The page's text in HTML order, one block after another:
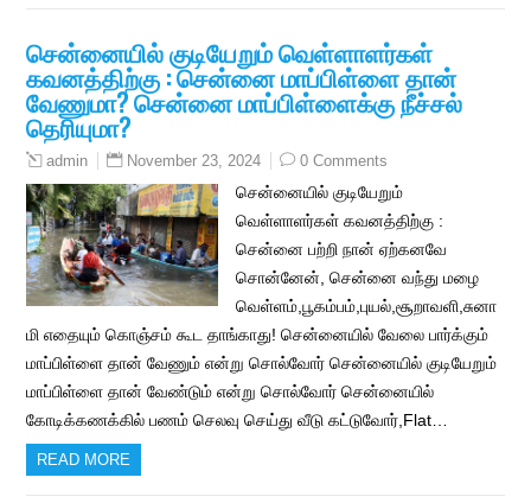
சென்னையில் குடியேறும் வெள்ளாளர்கள்
கவனத்திற்கு : சென்னை மாப்பிள்ளை தான்
வேணுமா? சென்னை மாப்பிள்ளைக்கு நீச்சல்
தெரியுமா?
admin November 23, 2024 0 Comments
சென்னையில் குடியேறும்
வெள்ளாளர்கள் கவனத்திற்கு :
சென்னை பற்றி நான் ஏற்கனவே
சொன்னேன், சென்னை வந்து மழை
வெள்ளம்,பூகம்பம்,புயல்,சூறாவளி,சுனா
மி எதையும் கொஞ்சம் கூட தாங்காது! சென்னையில் வேலை பார்க்கும்
மாப்பிள்ளை தான் வேணும் என்று சொல்வோர் சென்னையில் குடியேறும்
மாப்பிள்ளை தான் வேண்டும் என்று சொல்வோர் சென்னையில்
கோடிக்கணக்கில் பணம் செலவு செய்து வீடு கட்டுவோர்,Flat…
READ MORE